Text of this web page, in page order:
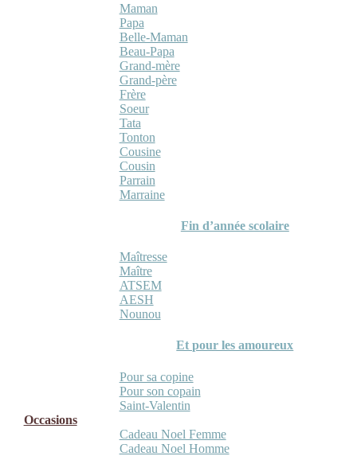
Maman
Papa
Belle-Maman
Beau-Papa
Grand-mère
Grand-père
Frère
Soeur
Tata
Tonton
Cousine
Cousin
Parrain
Marraine
Fin d’année scolaire
Maîtresse
Maître
ATSEM
AESH
Nounou
Et pour les amoureux
Pour sa copine
Pour son copain
Saint-Valentin
Occasions
Cadeau Noel Femme
Cadeau Noel Homme